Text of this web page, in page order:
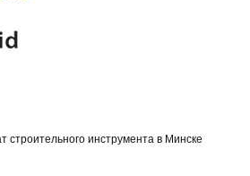
строительного инструмента в Минске